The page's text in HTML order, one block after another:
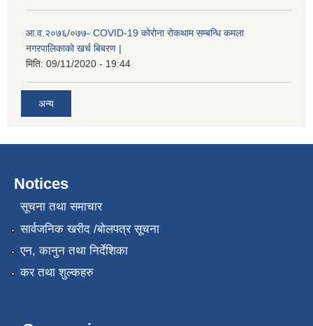
आ.व.२०७६/०७७- COVID-19 कोरोना रोकथाम सम्बन्धि कमला
नगरपालिकाको खर्च बिबरण |
मिति: 09/11/2020 - 19:44
अन्य
Notices
सूचना तथा समाचार
सार्वजनिक खरीद /बोलपत्र सूचना
एन, कानुन तथा निर्देशिका
कर तथा शुल्कहरु